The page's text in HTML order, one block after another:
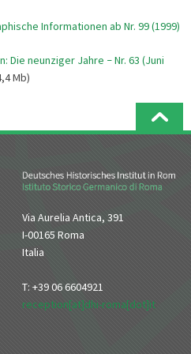
Informationen ab Nr. 99 (1999)
Die neunziger Jahre – Nr. 63 (Juni
Mb)
Via Aurelia Antica, 391
I-00165 Roma
Italia
T: +39 06 6604921
reception[at]dhi-roma[dot]it